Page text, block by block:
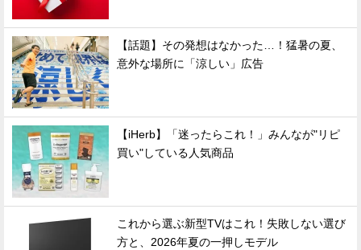
【話題】その発想はなかった…！猛暑の夏、
意外な場所に「涼しい」広告
【iHerb】「迷ったらこれ！」みんなが"リピ
買い"している人気商品
これから選ぶ新型TVはこれ！失敗しない選び
方と、2026年夏の一押しモデル